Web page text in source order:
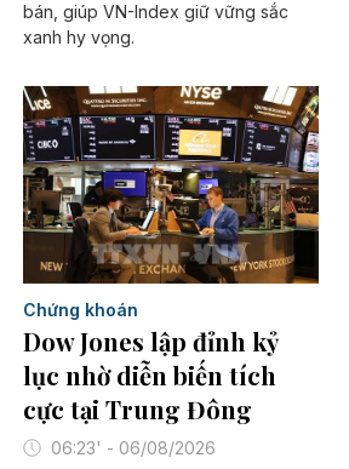
bán, giúp VN-Index giữ vững sắc
xanh hy vọng.
Chứng khoán
Dow Jones lập đỉnh kỷ
lục nhờ diễn biến tích
cực tại Trung Đông
06:23' - 06/08/2026